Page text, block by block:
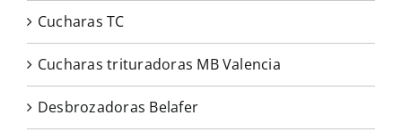
Cucharas TC
Cucharas trituradoras MB Valencia
Desbrozadoras Belafer